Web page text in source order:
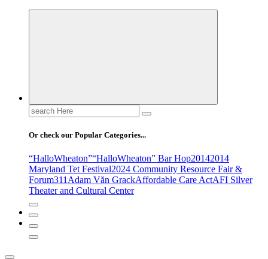
Search
for:
Or check our Popular Categories...
“HalloWheaton”“HalloWheaton” Bar Hop20142014
Maryland Tet Festival2024 Community Resource Fair &
Forum311 Adam Văn GrackAffordable Care ActAFI Silver
Theater and Cultural Center